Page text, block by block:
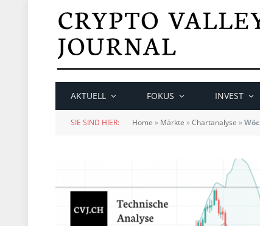
AKTUELL FOKUS INVEST
SIE SIND HIER: Home » Märkte »Chartanalyse »